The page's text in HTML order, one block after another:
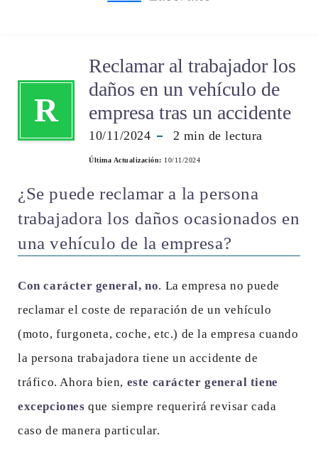
R
Reclamar al trabajador los
daños en un vehículo de
empresa tras un accidente
10/11/2024 2 min de lectura
Última Actualización: 10/11/2024
¿Se puede reclamar a la persona
trabajadora los daños ocasionados en
una vehículo de la empresa?
Con carácter general, no. La empresa no puede
reclamar el coste de reparación de un vehículo
(moto, furgoneta, coche, etc.) de la empresa cuando
la persona trabajadora tiene un accidente de
tráfico. Ahora bien, este carácter general tiene
excepciones que siempre requerirá revisar cada
caso de manera particular.